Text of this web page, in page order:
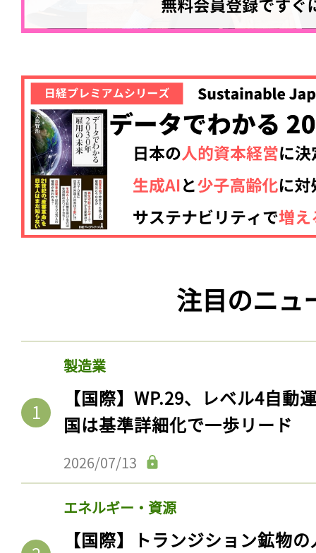
注目のニュ
製造業
【国際】WP.29、レベル4自動
国は基準詳細化で一歩リード
2026/07/13
エネルギー・資源
【国際】トランジション鉱物